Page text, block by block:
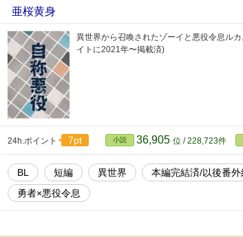
亜桜黄身
異世界から召喚されたゾーイと悪役令息ル
イトに2021年〜掲載済)
24h.ポイント 7pt 小説 36,905 位 / 228,723件
BL 短編 異世界 本編完結済/以後番外
勇者×悪役令息